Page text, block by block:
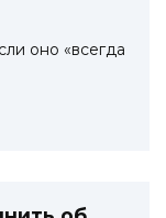
оно «всегда